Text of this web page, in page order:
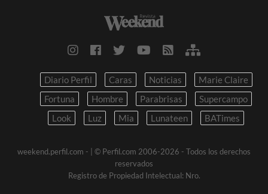
Diario Perfil Caras Noticias
Marie Claire
Fortuna
Hombre Parabrisas
Supercampo
Look
Luz Mia Lunateen BATimes
weekend.perfil.com -
| © Perfil.com 2006-2026 - Todos los derechos
reservados
Registro de Propiedad Intelectual: Nro.